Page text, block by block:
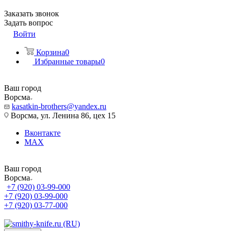
Заказать звонок
Задать вопрос
Войти
Корзина0
Избранные товары0
Ваш город
Ворсма
kasatkin-brothers@yandex.ru
Ворсма, ул. Ленина 86, цех 15
Вконтакте
MAX
Ваш город
Ворсма
+7 (920) 03-99-000
+7 (920) 03-99-000
+7 (920) 03-77-000